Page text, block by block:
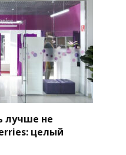
лучше не
целый